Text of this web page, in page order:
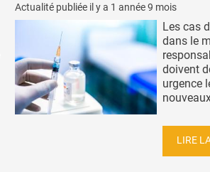
Actualité publiée il y a 1 année 9 mois
Les cas
dans le
doivent
urgence
LIRE